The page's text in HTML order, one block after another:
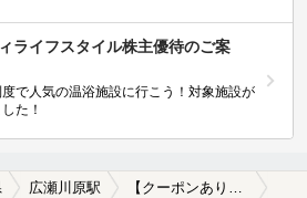
ィライフスタイル株主優待のご案
で人気の温浴施設に行こう！対象施設が
た！
広瀬川原駅 【クーポンあり】駅近（徒歩10分以内）の広瀬川原駅近くの温泉、日帰り温泉、スーパー銭湯おすすめ